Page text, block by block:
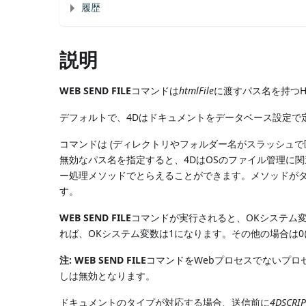
履歴
説明
WEB SEND FILEコマンドはhtmlFileに渡すパス名を持つ
デフォルトで、4Dはドキュメントをデータベース設定
コマンドは (ディレクトリやフォルダー名がスラッシュ
無効なパス名を指定すると、4DはOSのファイル管理に
ー処理メソッドでとらえることができます。メソッド
す。
WEB SEND FILEコマンドが実行されると、OKシステム
れば、OKシステム変数は1になります。その他の場合は
注: WEB SEND FILEコマンドをWebプロセスでないプ
しは無効となります。
ドキュメントのタイプが対応する場合、送信前に